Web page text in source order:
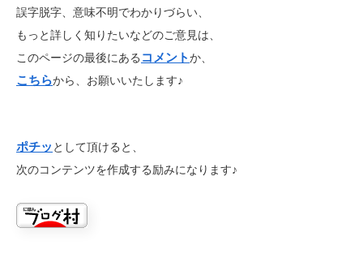
誤字脱字、意味不明でわかりづらい、
もっと詳しく知りたいなどのご意見は、
このページの最後にある コメントか、
こちらから、お願いいたします♪
ポチッ として頂けると、
次のコンテンツを作成する励みになります♪